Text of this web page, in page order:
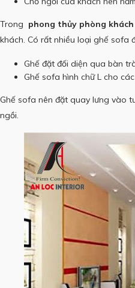
Trong phong thủy phòng khách
khách. Có rất nhiều loại ghế sofa
Ghế đặt đối diện qua bàn
Ghế sofa hình chữ L cho
Ghế sofa nên đặt quay lưng vào
ngồi.